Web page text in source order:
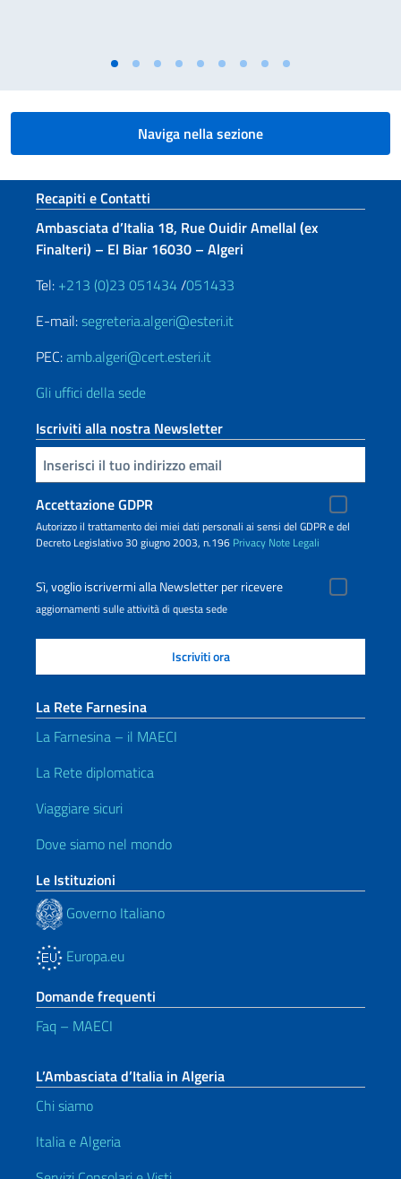
Naviga nella sezione
Sezione footer
Recapiti e Contatti
Ambasciata d’Italia 18, Rue Ouidir Amellal (ex
Finalteri) – El Biar 16030 – Algeri
Tel: +213 (0)23 051434/051433
E-mail:segreteria.algeri@esteri.it
PEC:amb.algeri@cert.esteri.it
Gli uffici della sede
Iscriviti alla nostra Newsletter
Inserisci la tua email
Accettazione GDPR
Autorizzo il trattamento dei miei dati personali ai sensi del GDPR e del
Decreto Legislativo 30 giugno 2003, n.196 Privacy Note Legali
Sì, voglio iscrivermi alla Newsletter per ricevere
aggiornamenti sulle attività di questa sede
La Rete Farnesina
La Farnesina – il MAECI
La Rete diplomatica
Viaggiare sicuri
Dove siamo nel mondo
Le Istituzioni
Governo Italiano
Europa.eu
Domande frequenti
Faq – MAECI
L’Ambasciata d’Italia in Algeria
Chi siamo
Italia e Algeria